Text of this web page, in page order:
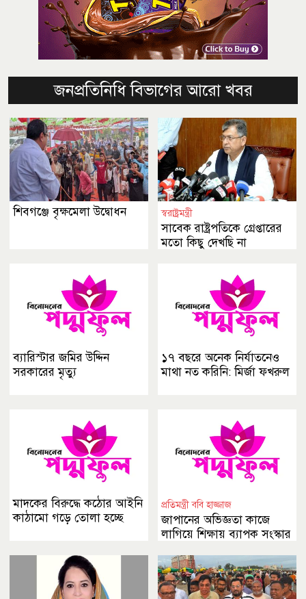
জনপ্রতিনিধি বিভাগের আরো খবর
শিবগঞ্জে বৃক্ষমেলা উদ্বোধন স্বরাষ্ট্রমন্ত্রী
সাবেক রাষ্ট্রপতিকে গ্রেপ্তারের
মতো কিছু দেখছি না
ব্যারিস্টার জমির উদ্দিন
সরকারের মৃত্যু
১৭ বছরে অনেক নির্যাতনেও
মাথা নত করিনি: মির্জা ফখরুল
মাদকের বিরুদ্ধে কঠোর আইনি
কাঠামো গড়ে তোলা হচ্ছে
প্রতিমন্ত্রী ববি হাজ্জাজ
জাপানের অভিজ্ঞতা কাজে
লাগিয়ে শিক্ষায় ব্যাপক সংস্কার